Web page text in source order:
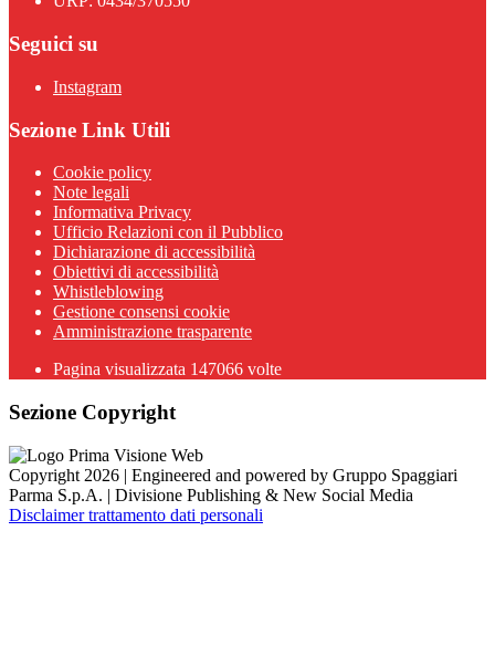
Seguici su
Instagram
Sezione Link Utili
Cookie policy
Note legali
Informativa Privacy
Ufficio Relazioni con il Pubblico
Dichiarazione di accessibilità
Obiettivi di accessibilità
Whistleblowing
Gestione consensi cookie
Amministrazione trasparente
Pagina visualizzata 147066 volte
Sezione Copyright
Copyright 2026 | Engineered and powered by Gruppo Spaggiari
Parma S.p.A. | Divisione Publishing & New Social Media
Disclaimer trattamento dati personali